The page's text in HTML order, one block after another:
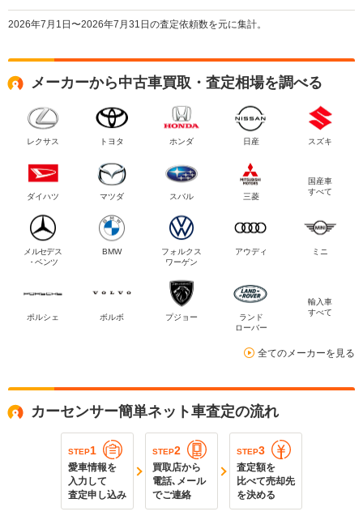
2026年7月1日〜2026年7月31日の査定依頼数を元に集計。
メーカーから中古車買取・査定相場を調べる
レクサス トヨタ ホンダ 日産 スズキ
ダイハツ マツダ スバル 三菱
国産車
すべて
メルセデス
・ベンツ
BMW
フォルクス
ワーゲン
アウディ ミニ
ポルシェ ボルボ プジョー
ランド
ローバー
輸入車
すべて
全てのメーカーを見る
カーセンサー簡単ネット車査定の流れ
STEP1
愛車情報を
入力して
査定申し込み
STEP2
買取店から
電話､メール
でご連絡
STEP3
査定額を
比べて売却先
を決める